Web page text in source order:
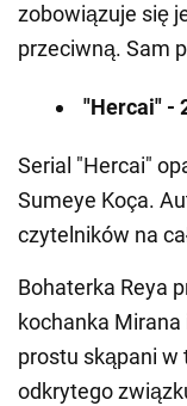
zobowiązuje się
przeciwną. Sam
"Hercai" -
Serial "Hercai"
Sumeye Koça.
czytelników na
Bohaterka Reya
kochanka Mirana
prostu skąpani w
odkrytego